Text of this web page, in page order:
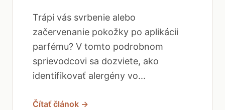
Trápi vás svrbenie alebo
začervenanie pokožky po aplikácii
parfému? V tomto podrobnom
sprievodcovi sa dozviete, ako
identifikovať alergény vo...
Čítať článok →